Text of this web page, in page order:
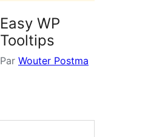
Easy WP
Tooltips
Par Wouter Postma